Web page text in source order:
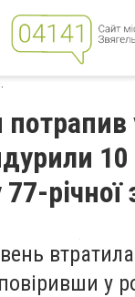
10
річної
у